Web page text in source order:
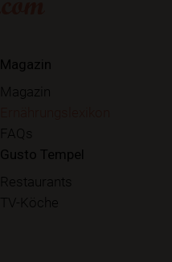
Magazin
Magazin
FAQs
Gusto Tempel
Restaurants
TV-Köche